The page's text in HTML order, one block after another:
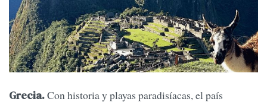
Grecia.Con historia y playas paradisíacas, el país